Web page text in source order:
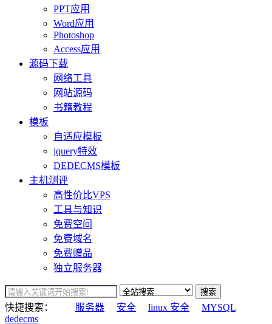
PPT应用
Word应用
Photoshop
Access应用
源码下载
网络工具
网站源码
书籍教程
模板
自适应模板
jquery特效
DEDECMS模板
主机测评
高性价比VPS
工具与知识
免费空间
免费域名
免费赠品
独立服务器
搜索
快捷搜索： 服务器 安全 linux 安全
MYSQL
dedecms